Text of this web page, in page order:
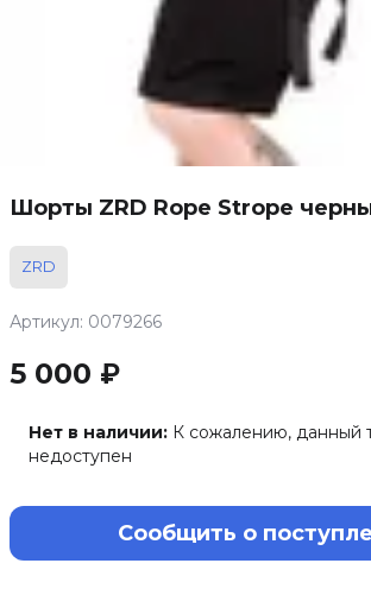
Шорты ZRD Rope Strope
ZRD
Артикул: 0079266
5 000 ₽
Нет в наличии: К сожалению, данный
недоступен
Сообщить о